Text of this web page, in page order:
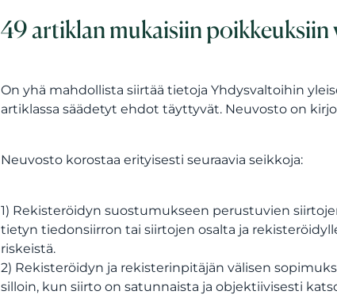
49 artiklan mukaisiin poikkeuksiin
On yhä mahdollista siirtää tietoja Yhdysvaltoihin
artiklassa säädetyt ehdot täyttyvät. Neuvosto on
Neuvosto korostaa erityisesti seuraavia seikkoja:
1) Rekisteröidyn suostumukseen perustuvien
tietyn tiedonsiirron tai siirtojen osalta ja
riskeistä.
2) Rekisteröidyn ja rekisterinpitäjän välisen
silloin, kun siirto on satunnaista ja objektiivisesti